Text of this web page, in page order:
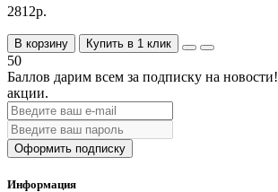
2812р.
В корзину Купить в 1 клик
50
Баллов дарим всем за подписку на новости!
акции.
Оформить подписку
Информация